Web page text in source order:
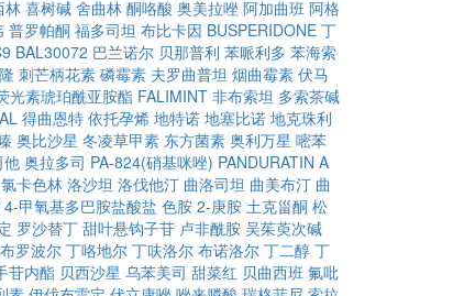
林 喜树碱 舍曲林 酮咯酸 奥美拉唑 阿加曲班 阿格
普罗帕酮 福多司坦 布比卡因 BUSPERIDONE 丁
BAL30072 巴兰诺尔 贝那普利 苯哌利多 苯海索
刺芒柄花素 磷霉素 夫罗曲普坦 烟曲霉素 伏马
光素琥珀酰亚胺酯 FALIMINT 非布索坦 多索茶碱
得曲恩特 依托孕烯 地特诺 地塞比诺 地克珠利
奥比沙星 冬凌草甲素 东方菌素 奥利万星 嘧苯
他 奥拉多司 PA-824(硝基咪唑) PANDURATIN A
氯卡色林 洛沙坦 洛伐他汀 曲洛司坦 曲美布汀 曲
4-甲氧基多巴胺盐酸盐 色胺 2-庚胺 土克甾酮 松
罗沙替丁 甜叶悬钩子苷 卢非酰胺 吴茱萸次碱
布罗波尔 丁咯地尔 丁呋洛尔 布诺洛尔 丁二醇 丁
苷内酯 贝西沙星 乌苯美司 甜菜红 贝曲西班 氟吡